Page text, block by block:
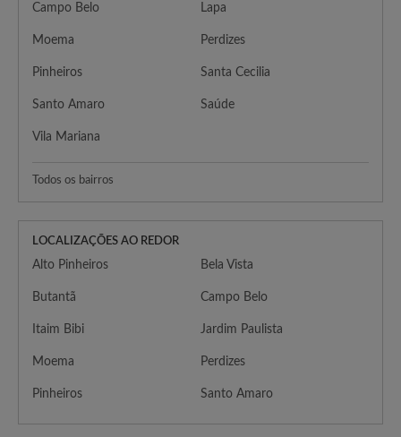
Campo Belo Lapa
Moema Perdizes
Pinheiros Santa Cecilia
Santo Amaro Saúde
Vila Mariana
Todos os bairros
LOCALIZAÇÕES AO REDOR
Alto Pinheiros Bela Vista
Butantã Campo Belo
Itaim Bibi Jardim Paulista
Moema Perdizes
Pinheiros Santo Amaro